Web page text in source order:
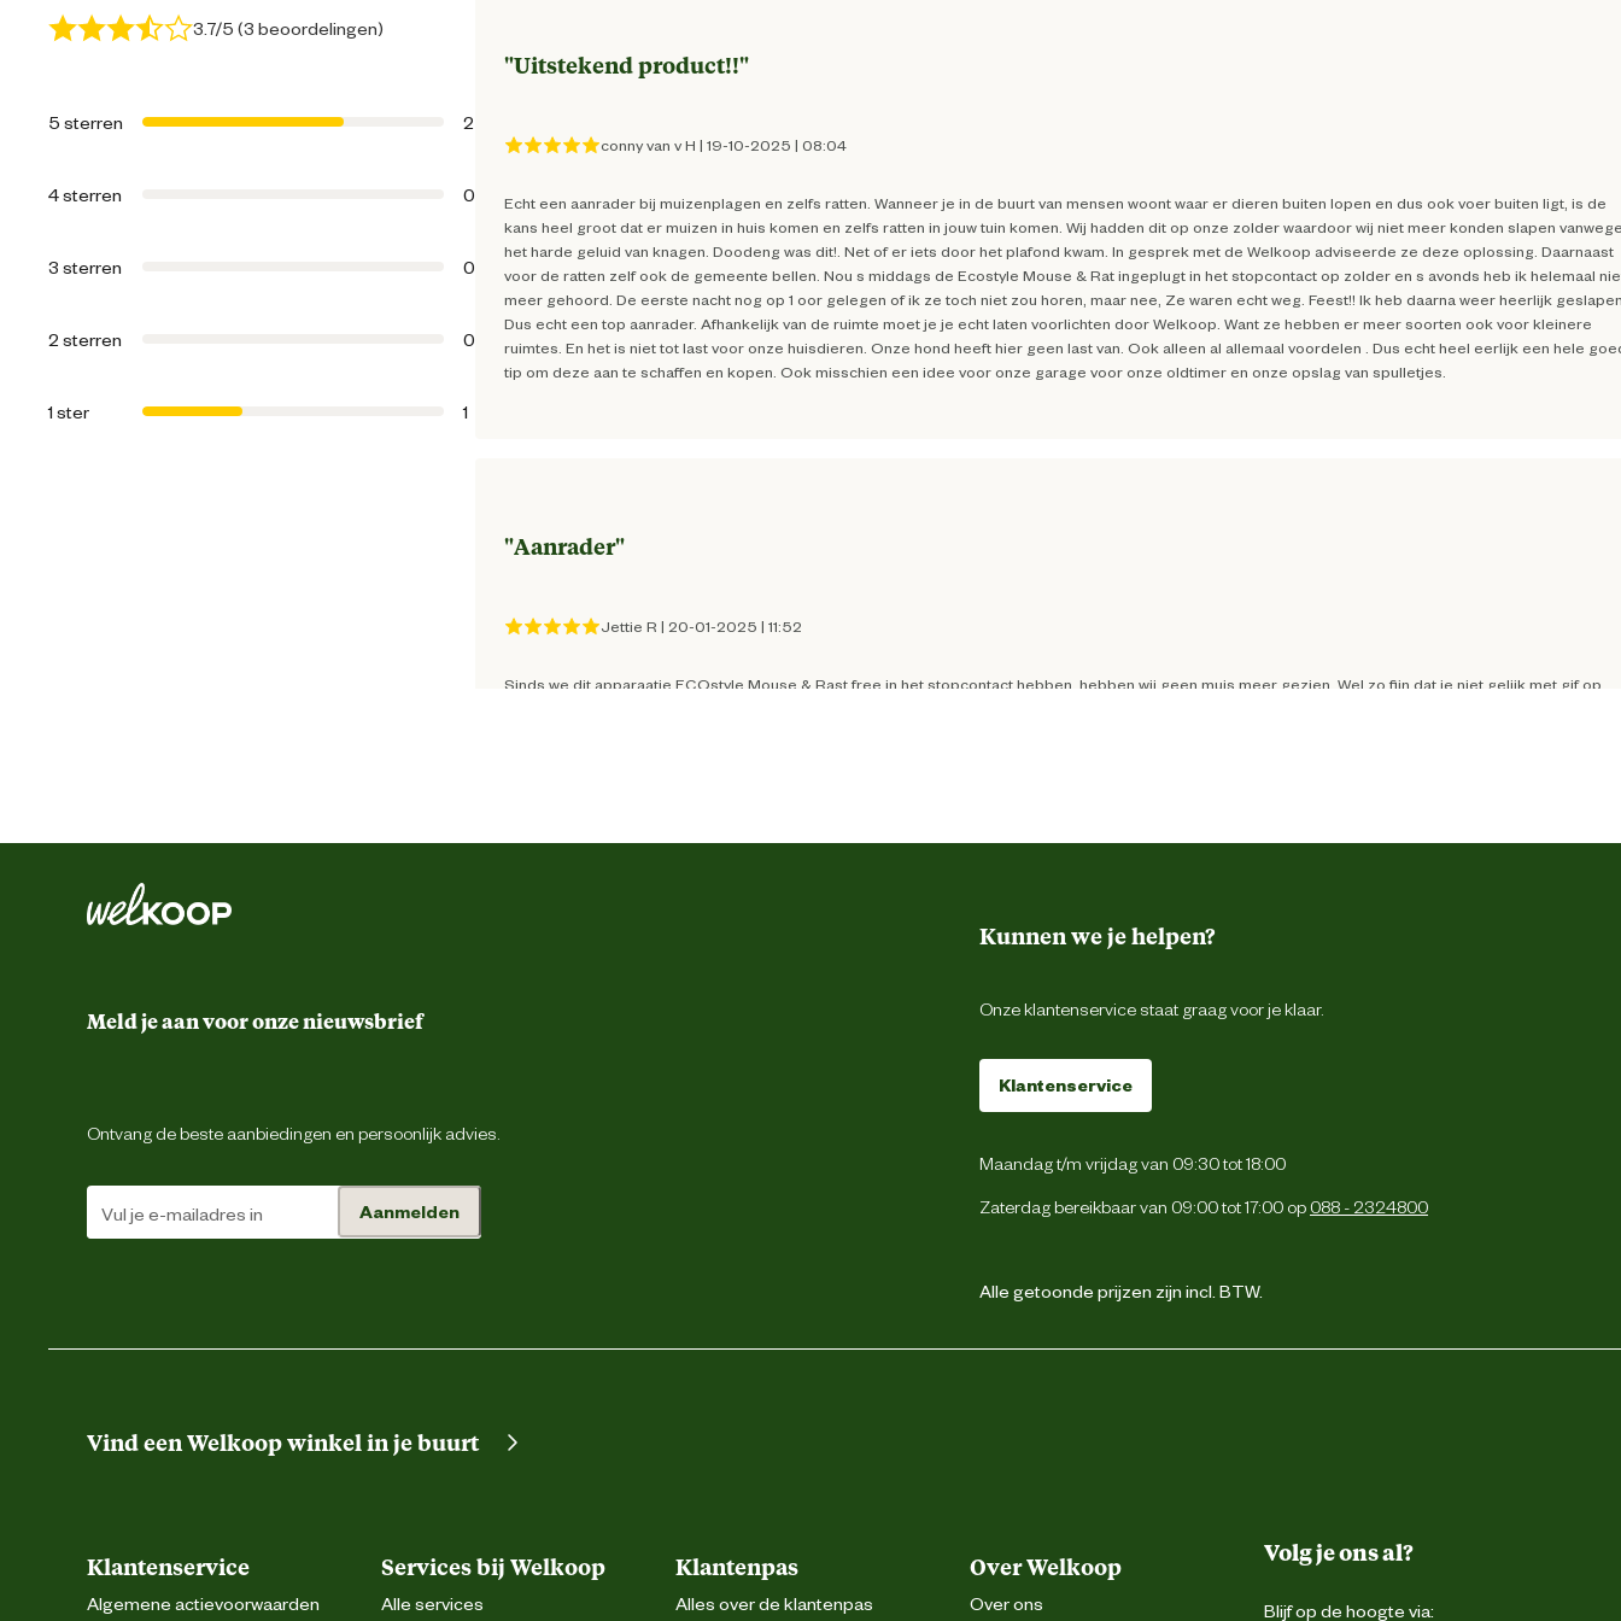
Algemene informatie
8.2 cm
17.5 cm
3.7/5 (3 beoordelingen)
5 sterren 2
4 sterren 0
3 sterren 0
2 sterren 0
1 ster 1
"Uitstekend product!!"
conny van v H | 19-10-2025 | 08:04
Echt een aanrader bij muizenplagen en zelfs ratten. Wanneer je in de buurt van mensen woont waar er dieren buiten lopen en dus ook voer buiten ligt, is de
kans heel groot dat er muizen in huis komen en zelfs ratten in jouw tuin komen. Wij hadden dit op onze zolder waardoor wij niet meer konden slapen
het harde geluid van knagen. Doodeng was dit!. Net of er iets door het plafond kwam. In gesprek met de Welkoop adviseerde ze deze oplossing. Daarnaast
voor de ratten zelf ook de gemeente bellen. Nou s middags de Ecostyle Mouse & Rat ingeplugt in het stopcontact op zolder en s avonds heb ik helemaal
meer gehoord. De eerste nacht nog op 1 oor gelegen of ik ze toch niet zou horen, maar nee, Ze waren echt weg. Feest!! Ik heb daarna weer heerlijk
Dus echt een top aanrader. Afhankelijk van de ruimte moet je je echt laten voorlichten door Welkoop. Want ze hebben er meer soorten ook voor kleinere
ruimtes. En het is niet tot last voor onze huisdieren. Onze hond heeft hier geen last van. Ook alleen al allemaal voordelen . Dus echt heel eerlijk een hele
tip om deze aan te schaffen en kopen. Ook misschien een idee voor onze garage voor onze oldtimer en onze opslag van spulletjes.
"Aanrader"
Jettie R | 20-01-2025 | 11:52
Sinds we dit apparaatje ECOstyle Mouse & Rast free in het stopcontact hebben, hebben wij geen muis meer gezien. Wel zo fijn dat je niet gelijk met gif op
Heb nu enige weken 2 ecostyle verjagers in gebruik Maar merk nog niets geen verbetering 1 geplaatst bij onze kunstof recycling zakken maar daar zitten de
Beschermd of niet geef mij maar weer gewoon het rattengif zonder dit middel wordt de populatie alsmaar groter zonde van het geld
Meld je aan voor onze nieuwsbrief
Ontvang de beste aanbiedingen en persoonlijk advies.
Aanmelden
Kunnen we je helpen?
Onze klantenservice staat graag voor je klaar.
Klantenservice
Maandag t/m vrijdag van 09:30 tot 18:00
Zaterdag bereikbaar van 09:00 tot 17:00 op 088 - 2324800
Alle getoonde prijzen zijn incl. BTW.
Vind een Welkoop winkel in je buurt
Klantenservice
Algemene actievoorwaarden
Services bij Welkoop
Alle services
Klantenpas
Alles over de klantenpas
Over Welkoop
Over ons
Volg je ons al?
Blijf op de hoogte via: